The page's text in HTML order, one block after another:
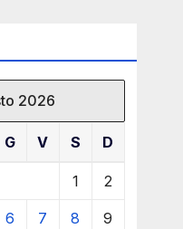
2026
G V S D
1 2
6 7 8 9